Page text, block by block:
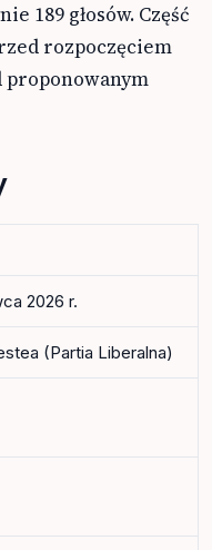
189 głosów. Część
rozpoczęciem
proponowanym
2026 r.
(Partia Liberalna)